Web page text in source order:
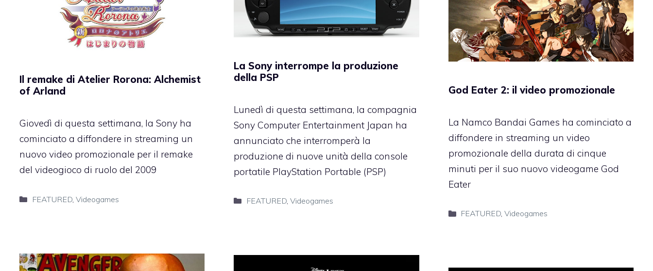
La Sony interrompe la produzione
della PSP
Lunedì di questa settimana, la compagnia
Sony Computer Entertainment Japan ha
annunciato che interromperà la
produzione di nuove unità della console
portatile PlayStation Portable (PSP)
Categorie
FEATURED,Videogames
Il remake di Atelier Rorona: Alchemist
of Arland
Giovedì di questa settimana, la Sony ha
cominciato a diffondere in streaming un
nuovo video promozionale per il remake
del videogioco di ruolo del 2009
Categorie
FEATURED, Videogames
God Eater 2: il video promozionale
La Namco Bandai Games ha cominciato a
diffondere in streaming un video
promozionale della durata di cinque
minuti per il suo nuovo videogame God
Eater
Categorie
FEATURED,Videogames